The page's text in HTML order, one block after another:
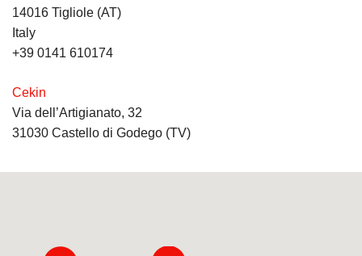
14016 Tigliole (AT)
Italy
+39 0141 610174
Cekin
Via dell’Artigianato, 32
31030 Castello di Godego (TV)
+39 0423 467877
09134 Cagliari (CA)